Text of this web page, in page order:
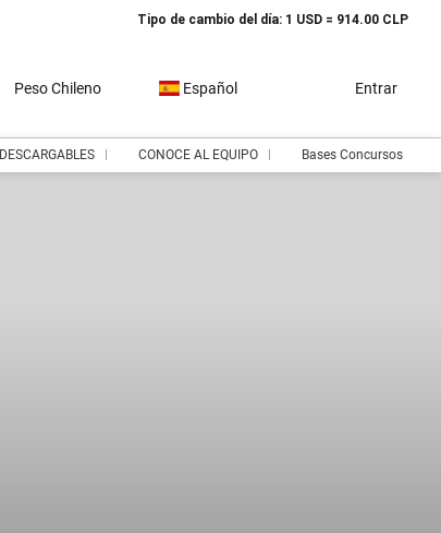
Tipo de cambio del día: 1 USD = 914.00 CLP
Peso Chileno Español Entrar
DESCARGABLES CONOCE AL EQUIPO Bases Concursos